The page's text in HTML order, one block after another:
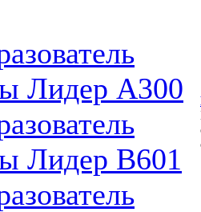
Лидер А300
Лидер B601